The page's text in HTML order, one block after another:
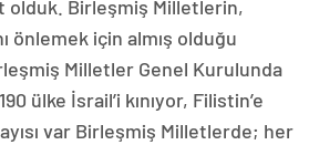
olduk. Birleşmiş Milletlerin,
önlemek için almış olduğu
Milletler Genel Kurulunda
ülke İsrail’i kınıyor, Filistin’e
var Birleşmiş Milletlerde; her